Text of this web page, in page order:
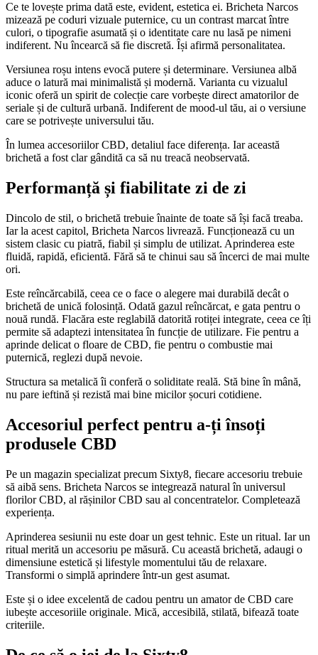
Ce te lovește prima dată este, evident, estetica ei. Bricheta Narcos
mizează pe coduri vizuale puternice, cu un contrast marcat între
culori, o tipografie asumată și o identitate care nu lasă pe nimeni
indiferent. Nu încearcă să fie discretă. Își afirmă personalitatea.
Versiunea roșu intens evocă putere și determinare. Versiunea albă
aduce o latură mai minimalistă și modernă. Varianta cu vizualul
iconic oferă un spirit de colecție care vorbește direct amatorilor de
seriale și de cultură urbană. Indiferent de mood-ul tău, ai o versiune
care se potrivește universului tău.
În lumea accesoriilor CBD, detaliul face diferența. Iar această
brichetă a fost clar gândită ca să nu treacă neobservată.
Performanță și fiabilitate zi de zi
Dincolo de stil, o brichetă trebuie înainte de toate să își facă treaba.
Iar la acest capitol, Bricheta Narcos livrează. Funcționează cu un
sistem clasic cu piatră, fiabil și simplu de utilizat. Aprinderea este
fluidă, rapidă, eficientă. Fără să te chinui sau să încerci de mai multe
ori.
Este reîncărcabilă, ceea ce o face o alegere mai durabilă decât o
brichetă de unică folosință. Odată gazul reîncărcat, e gata pentru o
nouă rundă. Flacăra este reglabilă datorită rotiței integrate, ceea ce îți
permite să adaptezi intensitatea în funcție de utilizare. Fie pentru a
aprinde delicat o floare de CBD, fie pentru o combustie mai
puternică, reglezi după nevoie.
Structura sa metalică îi conferă o soliditate reală. Stă bine în mână,
nu pare ieftină și rezistă mai bine micilor șocuri cotidiene.
Accesoriul perfect pentru a-ți însoți
produsele CBD
Pe un magazin specializat precum Sixty8, fiecare accesoriu trebuie
să aibă sens. Bricheta Narcos se integrează natural în universul
florilor CBD, al rășinilor CBD sau al concentratelor. Completează
experiența.
Aprinderea sesiunii nu este doar un gest tehnic. Este un ritual. Iar un
ritual merită un accesoriu pe măsură. Cu această brichetă, adaugi o
dimensiune estetică și lifestyle momentului tău de relaxare.
Transformi o simplă aprindere într-un gest asumat.
Este și o idee excelentă de cadou pentru un amator de CBD care
iubește accesoriile originale. Mică, accesibilă, stilată, bifează toate
criteriile.